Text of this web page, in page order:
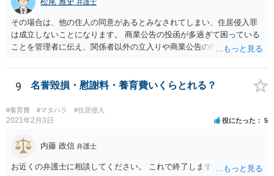
弁護士
その場合は、他の住人の同意があるとみなされてしまい、住居侵入罪
は成立しないことになります。 商業公告の投函が多過ぎて困っている
ことを管理者に伝え、関係者以外の立入りや商業公告の投函を禁ずる
9 名誉毀損・慰謝料・養育費いくらとれる？
#養育費 #マタハラ #住居侵入
2021年2月3日 役にたった 5
内藤 政信 弁護士
お近くの弁護士に相談してください。 これで終了します。